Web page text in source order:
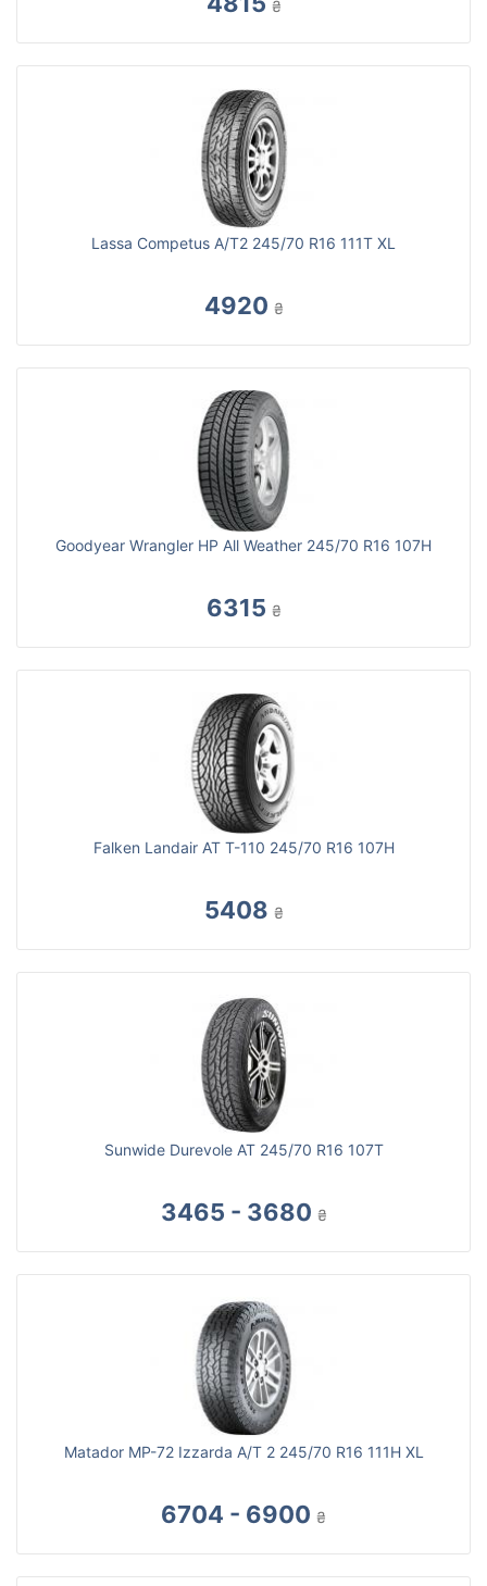
₴
Lassa Competus A/T2 245/70 R16 111T XL
4920 ₴
Goodyear Wrangler HP All Weather 245/70 R16 107H
6315 ₴
Falken Landair AT T-110 245/70 R16 107H
5408 ₴
Sunwide Durevole AT 245/70 R16 107T
3465 - 3680 ₴
Matador MP-72 Izzarda A/T 2 245/70 R16 111H XL
6704 - 6900 ₴